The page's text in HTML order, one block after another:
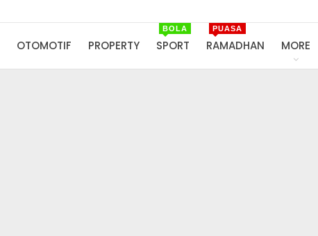
OTOMOTIF PROPERTY SPORT
BOLA
RAMADHAN
PUASA
MORE